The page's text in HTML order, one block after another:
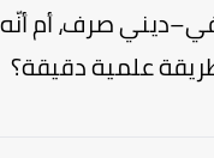
صرف، أم أنّه
علمية دقيقة؟